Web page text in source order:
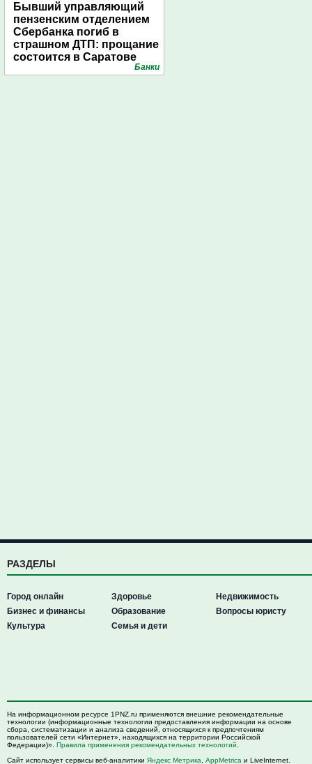
Бывший управляющий
пензенским отделением
Сбербанка погиб в
страшном ДТП: прощание
состоится в Саратове
Банки
РАЗДЕЛЫ
Город онлайн
Бизнес и финансы
Культура
Здоровье
Образование
Семья и дети
Недвижимость
Вопросы юристу
На информационном ресурсе 1PNZ.ru применяются внешние рекомендательные
технологии (информационные технологии предоставления информации на основе
сбора, систематизации и анализа сведений, относящихся к предпочтениям
пользователей сети «Интернет», находящихся на территории Российской
Федерации)». Правила применения рекомендательных технологий
Сайт использует сервисы веб-аналитики Яндекс Метрика AppMetrica и LiveInternet.